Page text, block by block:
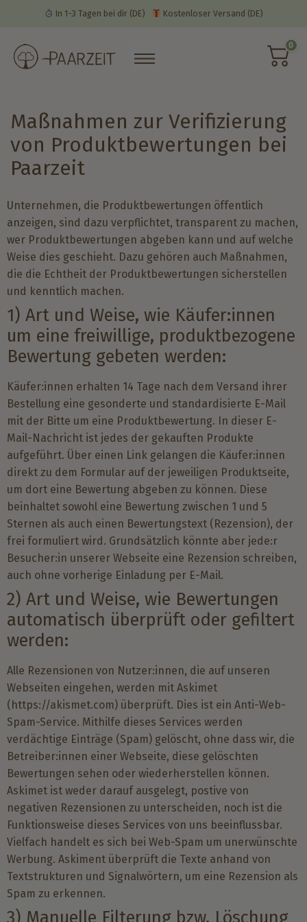
In 1-3 Tagen bei dir (DE) Kostenloser Versand (DE)
0
Maßnahmen zur Verifizierung
von Produktbewertungen bei
Paarzeit
Unternehmen, die Produktbewertungen öffentlich
anzeigen, sind dazu verpflichtet, transparent zu machen,
wer Produktbewertungen abgeben kann und auf welche
Weise dies geschieht. Dazu gehören auch Maßnahmen,
die die Echtheit der Produktbewertungen sicherstellen
und kenntlich machen.
1) Art und Weise, wie Käufer:innen
um eine freiwillige, produktbezogene
Bewertung gebeten werden:
Käufer:innen erhalten 14 Tage nach dem Versand ihrer
Bestellung eine gesonderte und standardisierte E-Mail
mit der Bitte um eine Produktbewertung. In dieser E-
Mail-Nachricht ist jedes der gekauften Produkte
aufgeführt. Über einen Link gelangen die Käufer:innen
direkt zu dem Formular auf der jeweiligen Produktseite,
um dort eine Bewertung abgeben zu können. Diese
beinhaltet sowohl eine Bewertung zwischen 1 und 5
Sternen als auch einen Bewertungstext (Rezension), der
frei formuliert wird. Grundsätzlich könnte aber jede:r
Besucher:in unserer Webseite eine Rezension schreiben,
auch ohne vorherige Einladung per E-Mail.
2) Art und Weise, wie Bewertungen
automatisch überprüft oder gefiltert
werden:
Alle Rezensionen von Nutzer:innen, die auf unseren
Webseiten eingehen, werden mit Askimet
(https://akismet.com) überprüft. Dies ist ein Anti-Web-
Spam-Service. Mithilfe dieses Services werden
verdächtige Einträge (Spam) gelöscht, ohne dass wir, die
Betreiber:innen einer Webseite, diese gelöschten
Bewertungen sehen oder wiederherstellen können.
Askimet ist weder darauf ausgelegt, postive von
negativen Rezensionen zu unterscheiden, noch ist die
Funktionsweise dieses Services von uns beeinflussbar.
Vielfach handelt es sich bei Web-Spam um unerwünschte
Werbung. Askiment überprüft die Texte anhand von
Textstrukturen und Signalwörtern, um eine Rezension als
Spam zu erkennen.
3) Manuelle Filterung bzw. Löschung